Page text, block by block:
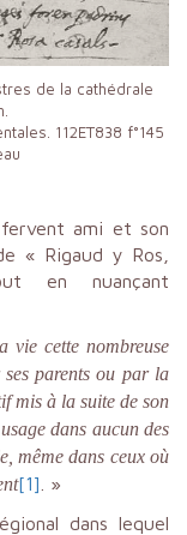
de la cathédrale
112ET838 f°145
fervent ami et son
« Rigaud y Ros,
en nuançant
vie cette nombreuse
parents ou par la
mis à la suite de son
dans aucun des
même dans ceux où
[1]
. »
dans lequel